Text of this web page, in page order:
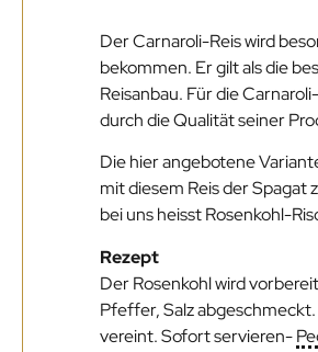
Der Carnaroli-Reis wird
bekommen. Er gilt als die
Reisanbau. Für die
durch die Qualität seiner
Die hier angebotene
mit diesem Reis der
bei uns heisst Rosenkohl-
Rezept
Der Rosenkohl wird
Pfeffer, Salz
vereint. Sofort servieren-